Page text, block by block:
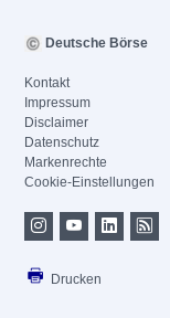
Deutsche Börse
Kontakt
Impressum
Disclaimer
Datenschutz
Markenrechte
Cookie-Einstellungen
Drucken